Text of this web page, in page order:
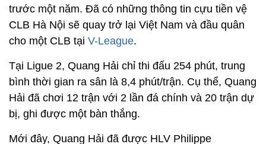
trước một năm. Đã có những thông tin cựu tiền vệ
CLB Hà Nội sẽ quay trở lại Việt Nam và đầu quân
cho một CLB tại V-League.
Tại Ligue 2, Quang Hải chỉ thi đấu 254 phút, trung
bình thời gian ra sân là 8,4 phút/trận. Cụ thể, Quang
Hải đã chơi 12 trận với 2 lần đá chính và 20 trận dự
bị, ghi được một bàn thắng.
Mới đây, Quang Hải đã được HLV Philippe